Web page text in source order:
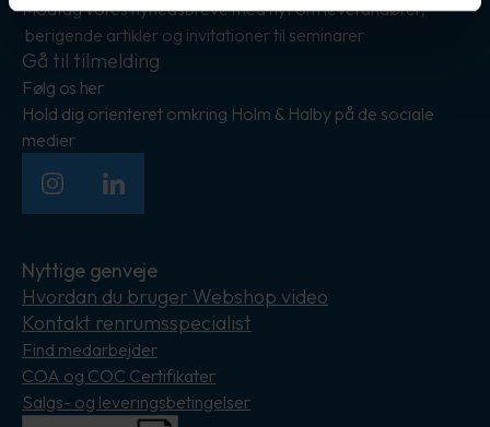
Modtag vores nyhedsbreve med nyt om leverandører,
berigende artikler og invitationer til seminarer
Gå til tilmelding
Følg os her
Hold dig orienteret omkring Holm & Halby på de sociale
medier
InstagramLinkedIn
Nyttige genveje
Hvordan du bruger Webshop video
Kontakt renrumsspecialist
Find medarbejder
COA og COC Certifikater
Salgs- og leveringsbetingelser